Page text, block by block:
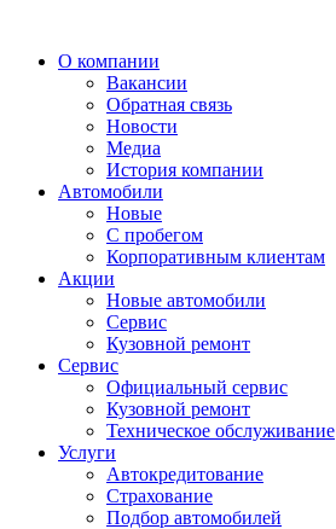
О компании
Вакансии
Обратная связь
Новости
Медиа
История компании
Автомобили
Новые
С пробегом
Корпоративным клиентам
Акции
Новые автомобили
Сервис
Кузовной ремонт
Сервис
Официальный сервис
Кузовной ремонт
Техническое обслуживание
Услуги
Автокредитование
Страхование
Подбор автомобилей